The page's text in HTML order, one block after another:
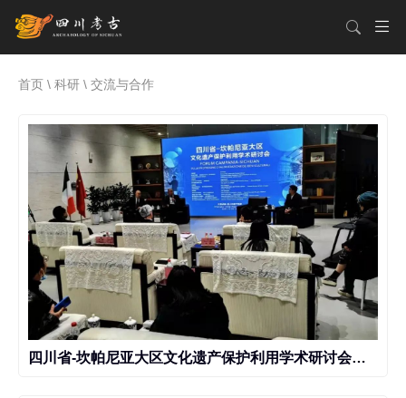
首页 \ 科研 \ 交流与合作
四川省-坎帕尼亚大区文化遗产保护利用学术研讨会开幕